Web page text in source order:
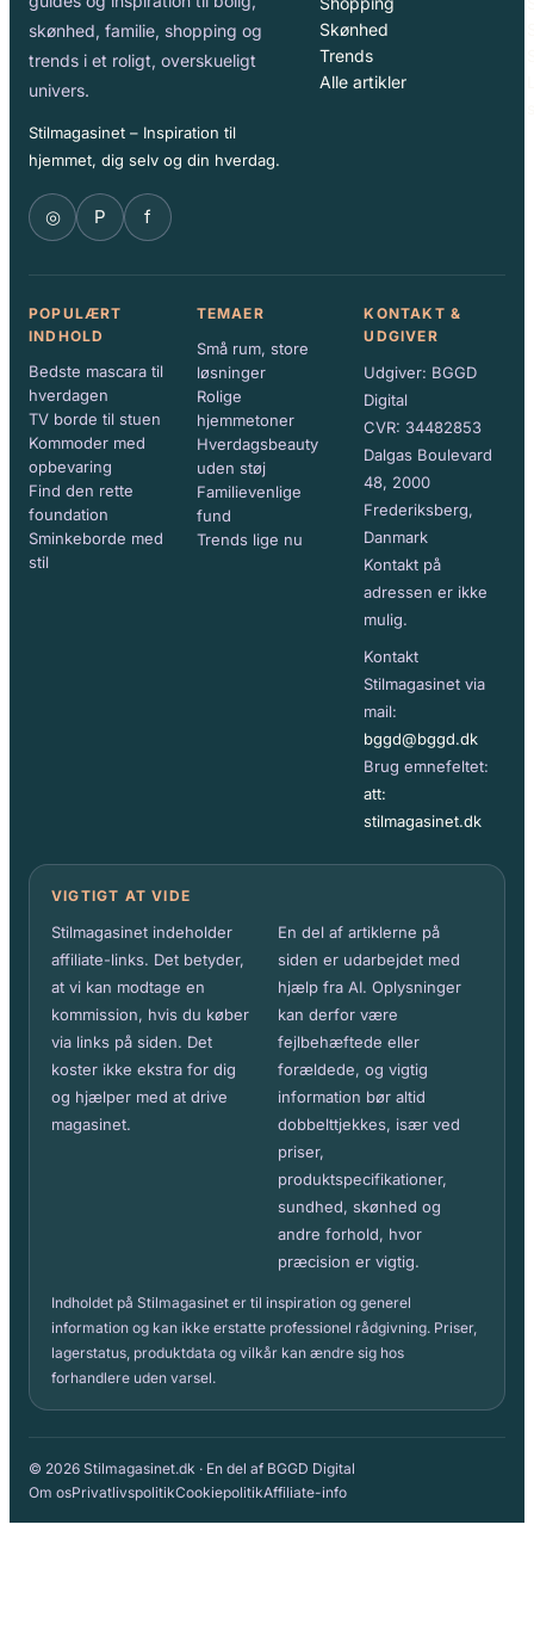
skønhed, familie, shopping og
trends i et roligt, overskueligt
univers.
Stilmagasinet – Inspiration til
hjemmet, dig selv og din hverdag.
◎ P f
Skønhed
Trends
Alle artikler
POPULÆRT
INDHOLD
Bedste mascara til
hverdagen
TV borde til stuen
Kommoder med
opbevaring
Find den rette
foundation
Sminkeborde med
stil
TEMAER
Små rum, store
løsninger
Rolige
hjemmetoner
Hverdagsbeauty
uden støj
Familievenlige
fund
Trends lige nu
KONTAKT &
UDGIVER
Udgiver: BGGD
Digital
CVR: 34482853
Dalgas Boulevard
48, 2000
Frederiksberg,
Danmark
Kontakt på
adressen er ikke
mulig.
Kontakt
Stilmagasinet via
mail:
bggd@bggd.dk
Brug emnefeltet:
att:
stilmagasinet.dk
VIGTIGT AT VIDE
Stilmagasinet indeholder
affiliate-links. Det betyder,
at vi kan modtage en
kommission, hvis du køber
via links på siden. Det
koster ikke ekstra for dig
og hjælper med at drive
magasinet.
En del af artiklerne på
siden er udarbejdet med
hjælp fra AI. Oplysninger
kan derfor være
fejlbehæftede eller
forældede, og vigtig
information bør altid
dobbelttjekkes, især ved
priser,
produktspecifikationer,
sundhed, skønhed og
andre forhold, hvor
præcision er vigtig.
Indholdet på Stilmagasinet er til inspiration og generel
information og kan ikke erstatte professionel rådgivning. Priser,
lagerstatus, produktdata og vilkår kan ændre sig hos
forhandlere uden varsel.
© 2026 Stilmagasinet.dk · En del af BGGD Digital
Om osPrivatlivspolitikCookiepolitikAffiliate-info